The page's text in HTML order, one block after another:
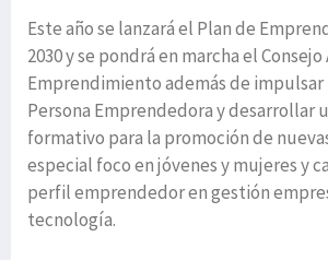
Este año se lanzará el Plan de
2030 y se pondrá en marcha el Consejo
Emprendimiento además de impulsar
Persona Emprendedora y desarrollar
formativo para la promoción de
especial foco en jóvenes y mujeres y
perfil emprendedor en gestión
tecnología.